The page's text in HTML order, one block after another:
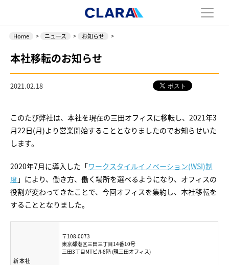
Home > ニュース > お知らせ >
本社移転のお知らせ
2021.02.18
このたび弊社は、本社を現在の三田オフィスに移転し、2021年3
月22日(月)より営業開始することとなりましたのでお知らせいた
します。
2020年7月に導入した「ワークスタイルイノベーション(WSI)制
度」により、働き方、働く場所を選べるようになり、オフィスの
役割が変わってきたことで、今回オフィスを集約し、本社移転を
することとなりました。
新本社
〒108-0073
東京都港区三田三丁目14番10号
三田3丁目MTビル8階 (現三田オフィス)